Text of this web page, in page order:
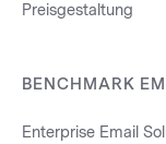
Preisgestaltung
BENCHMARK
Enterprise Email